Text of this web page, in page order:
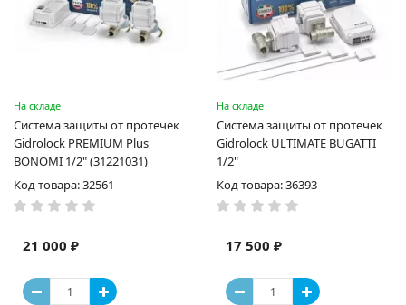
На складе
Система защиты от протечек
Gidrolock PREMIUM Plus
BONOMI 1/2" (31221031)
Код товара: 32561
21 000 ₽
На складе
Система защиты от протечек
Gidrolock ULTIMATE BUGATTI
1/2"
Код товара: 36393
17 500 ₽